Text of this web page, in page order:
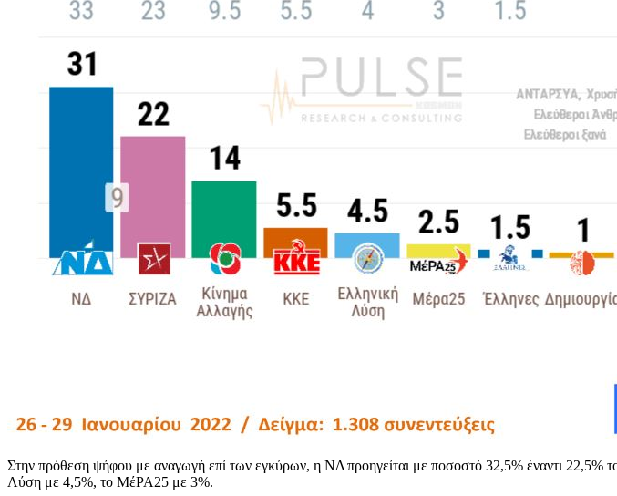
Στην πρόθεση ψήφου με αναγωγή επί των εγκύρων, η ΝΔ προηγείται με ποσοστό 32,5% έναντι
Λύση με 4,5%, το ΜέΡΑ25 με 3%.